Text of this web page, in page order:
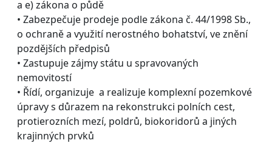
a e) zákona o půdě
• Zabezpečuje prodeje podle zákona č. 44/1998 Sb.,
o ochraně a využití nerostného bohatství, ve znění
pozdějších předpisů
• Zastupuje zájmy státu u spravovaných
nemovitostí
• Řídí, organizuje a realizuje komplexní pozemkové
úpravy s důrazem na rekonstrukci polních cest,
protierozních mezí, poldrů, biokoridorů a jiných
krajinných prvků